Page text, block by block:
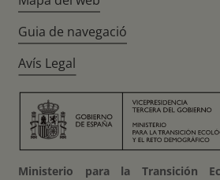
Guia de navegació
Avís Legal
Ministerio para la Transición